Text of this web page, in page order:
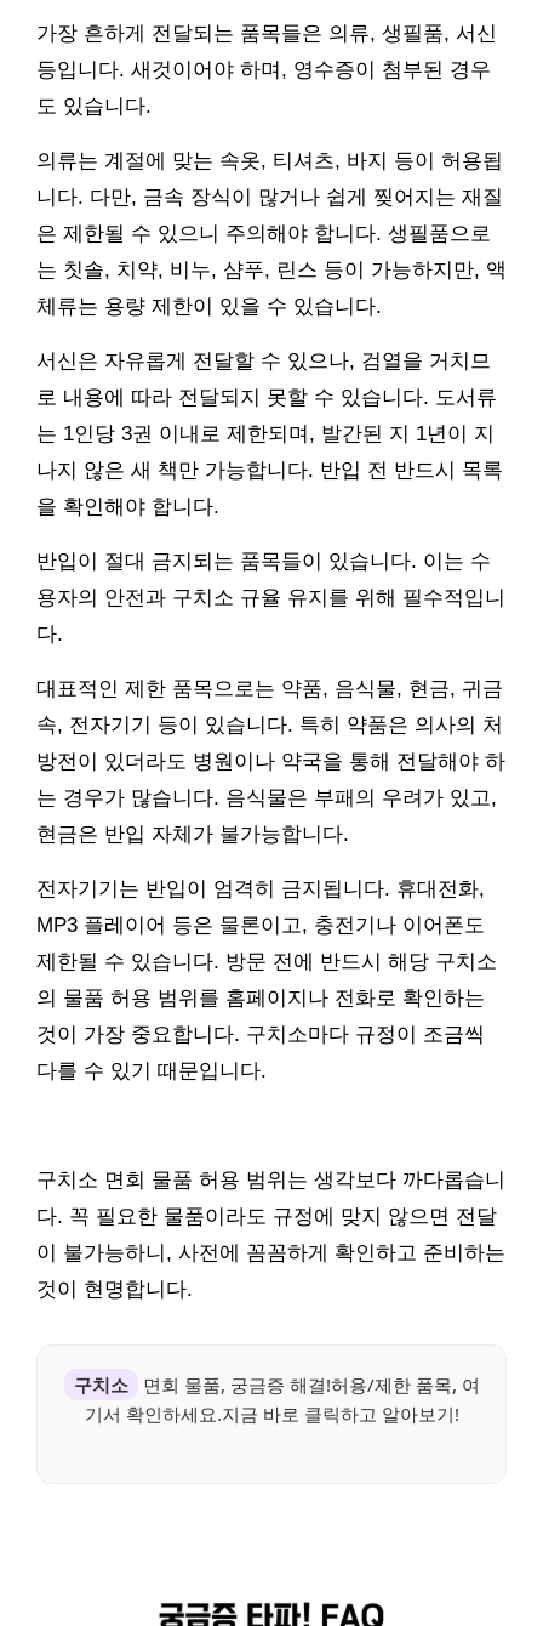
가장 흔하게 전달되는 품목들은 의류, 생필품, 서신
등입니다. 새것이어야 하며, 영수증이 첨부된 경우
도 있습니다.
의류는 계절에 맞는 속옷, 티셔츠, 바지 등이 허용됩
니다. 다만, 금속 장식이 많거나 쉽게 찢어지는 재질
은 제한될 수 있으니 주의해야 합니다. 생필품으로
는 칫솔, 치약, 비누, 샴푸, 린스 등이 가능하지만, 액
체류는 용량 제한이 있을 수 있습니다.
서신은 자유롭게 전달할 수 있으나, 검열을 거치므
로 내용에 따라 전달되지 못할 수 있습니다. 도서류
는 1인당 3권 이내로 제한되며, 발간된 지 1년이 지
나지 않은 새 책만 가능합니다. 반입 전 반드시 목록
을 확인해야 합니다.
반입이 절대 금지되는 품목들이 있습니다. 이는 수
용자의 안전과 구치소 규율 유지를 위해 필수적입니
다.
대표적인 제한 품목으로는 약품, 음식물, 현금, 귀금
속, 전자기기 등이 있습니다. 특히 약품은 의사의 처
방전이 있더라도 병원이나 약국을 통해 전달해야 하
는 경우가 많습니다. 음식물은 부패의 우려가 있고,
현금은 반입 자체가 불가능합니다.
전자기기는 반입이 엄격히 금지됩니다. 휴대전화,
MP3 플레이어 등은 물론이고, 충전기나 이어폰도
제한될 수 있습니다. 방문 전에 반드시 해당 구치소
의 물품 허용 범위를 홈페이지나 전화로 확인하는
것이 가장 중요합니다. 구치소마다 규정이 조금씩
다를 수 있기 때문입니다.
구치소 면회 물품 허용 범위는 생각보다 까다롭습니
다. 꼭 필요한 물품이라도 규정에 맞지 않으면 전달
이 불가능하니, 사전에 꼼꼼하게 확인하고 준비하는
것이 현명합니다.
구치소
면회 물품, 궁금증 해결!허용/제한 품목, 여
기서 확인하세요.지금 바로 클릭하고 알아보기!